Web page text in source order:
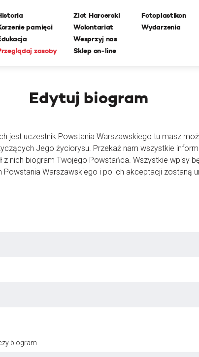
pamięci
zasoby
Zlot Harcerski
Wolontariat
Wesprzyj nas
Sklep on-line
Fotoplastikon
Wydarzenia
Edytuj biogram
jest uczestnik Powstania Warszawskiego tu masz
Jego życiorysu. Przekaż nam wszystkie
z nich biogram Twojego Powstańca. Wszystkie wpisy
Powstania Warszawskiego i po ich akceptacji zostaną
biogram